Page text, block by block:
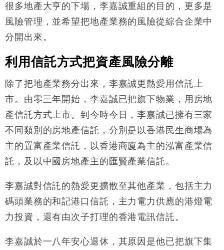
很多地產大亨的下場，李嘉誠重組的目的，更多是
風險管理，並希望把地產業務的風險從綜合企業中
分開出來。
利用信託方式把資產風險分離
除了把地產業務分出來，李嘉誠更熱愛用信託上
市。由零三年開始，李嘉誠已把旗下物業，用房地
產信託方式上市。到今時今日，李嘉誠已擁有三家
不同類別的房地產信託，分別是以香港民生商場為
主的置富產業信託，以香港商廈為主的泓富產業信
託，及以中國房地產主的匯賢產業信託。
李嘉誠對信託的熱愛更擴散至其他產業，包括主力
碼頭業務的和記港口信託，主力電力供應的港燈電
力投資，還有由次子打理的香港電訊信託。
李嘉誠於一八年安心退休，其原因是他已把旗下集